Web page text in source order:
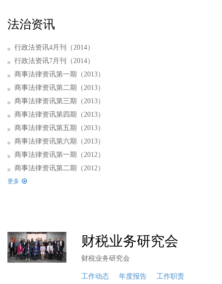
法治资讯
行政法资讯4月刊（2014）
行政法资讯7月刊（2014）
商事法律资讯第一期（2013）
商事法律资讯第二期（2013）
商事法律资讯第三期（2013）
商事法律资讯第四期（2013）
商事法律资讯第五期（2013）
商事法律资讯第六期（2013）
商事法律资讯第一期（2012）
商事法律资讯第二期（2012）
更多
财税业务研究会
财税业务研究会
工作动态 年度报告 工作职责